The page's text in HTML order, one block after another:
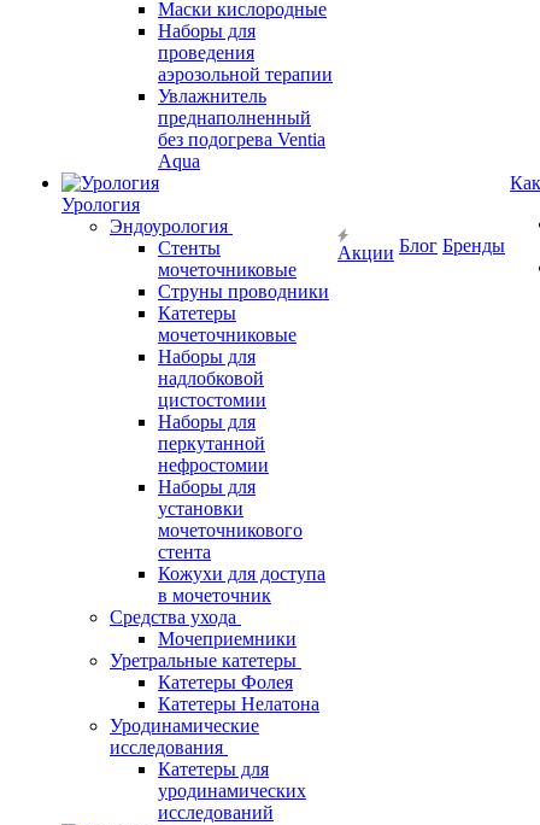
Маски кислородные
Наборы для
проведения
аэрозольной терапии
Увлажнитель
преднаполненный
без подогрева Ventia
Aqua
Урология
Эндоурология
Стенты
мочеточниковые
Струны проводники
Катетеры
мочеточниковые
Наборы для
надлобковой
цистостомии
Наборы для
перкутанной
нефростомии
Наборы для
установки
мочеточникового
стента
Кожухи для доступа
в мочеточник
Средства ухода
Мочеприемники
Уретральные катетеры
Катетеры Фолея
Катетеры Нелатона
Уродинамические
исследования
Катетеры для
уродинамических
исследований
Акции Блог Бренды